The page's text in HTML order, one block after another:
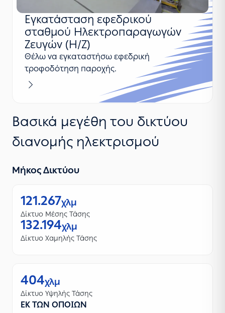
Εγκατάσταση εφεδρικού
σταθμού Ηλεκτροπαραγωγών
Ζευγών (Η/Ζ)
Θέλω να εγκαταστήσω εφεδρική
τροφοδότηση παροχής.
Μαθαίνω περισσότερα
Βασικά μεγέθη του δικτύου
διανομής ηλεκτρισμού
Μήκος Δικτύου
121.267χλμ
Δίκτυο Μέσης Τάσης
132.194χλμ
Δίκτυο Χαμηλής Τάσης
404χλμ
Δίκτυο Υψηλής Τάσης
ΕΚ ΤΩΝ ΟΠΟΙΩΝ